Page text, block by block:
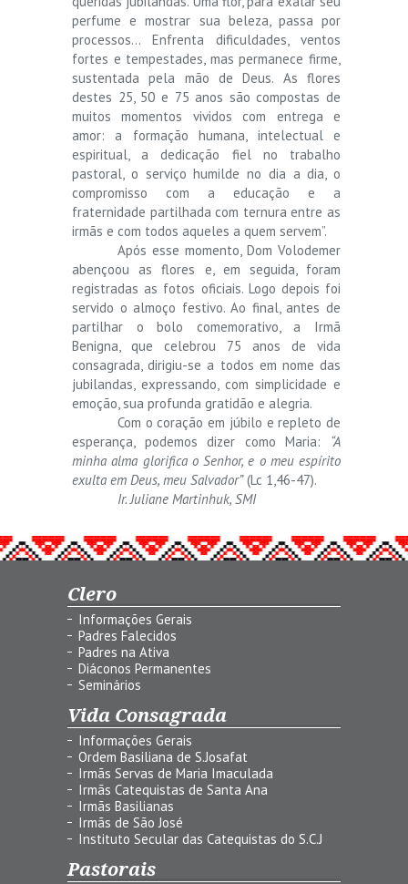
perfume e mostrar sua beleza, passa por
processos… Enfrenta dificuldades, ventos
fortes e tempestades, mas permanece firme,
sustentada pela mão de Deus. As flores
destes 25, 50 e 75 anos são compostas de
muitos momentos vividos com entrega e
amor: a formação humana, intelectual e
espiritual, a dedicação fiel no trabalho
pastoral, o serviço humilde no dia a dia, o
compromisso com a educação e a
fraternidade partilhada com ternura entre as
irmãs e com todos aqueles a quem servem”.
Após esse momento, Dom Volodemer
abençoou as flores e, em seguida, foram
registradas as fotos oficiais. Logo depois foi
servido o almoço festivo. Ao final, antes de
partilhar o bolo comemorativo, a Irmã
Benigna, que celebrou 75 anos de vida
consagrada, dirigiu-se a todos em nome das
jubilandas, expressando, com simplicidade e
emoção, sua profunda gratidão e alegria.
Com o coração em júbilo e repleto de
esperança, podemos dizer como Maria: “A
minha alma glorifica o Senhor, e o meu espírito
exulta em Deus, meu Salvador”(Lc 1,46-47).
Ir. Juliane Martinhuk, SMI
Clero
Informações Gerais
Padres Falecidos
Padres na Ativa
Diáconos Permanentes
Seminários
Vida Consagrada
Informações Gerais
Ordem Basiliana de S.Josafat
Irmãs Servas de Maria Imaculada
Irmãs Catequistas de Santa Ana
Irmãs Basilianas
Irmãs de São José
Instituto Secular das Catequistas do S.C.J
Pastorais